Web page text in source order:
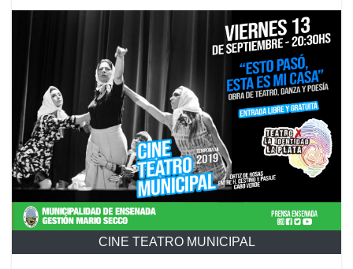
CINE TEATRO MUNICIPAL